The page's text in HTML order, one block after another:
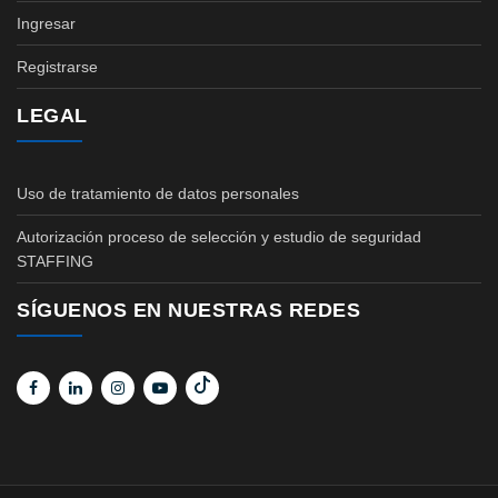
Ingresar
Registrarse
LEGAL
Uso de tratamiento de datos personales
Autorización proceso de selección y estudio de seguridad
STAFFING
SÍGUENOS EN NUESTRAS REDES